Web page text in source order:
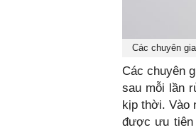
Các chuyên
Các chuyên
sau mỗi lần
kịp thời. Vào
được ưu tiên